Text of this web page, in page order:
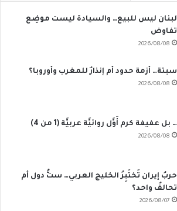
لبنان ليس للبيع… والسيادة ليست موضِع
تفاوض
2026/08/08
سبتة… أزمة حدود أم إنذارٌ للمغرب وأوروبا؟
2026/08/08
… بل عفيفة كرم أَوَّل روائيَّة عربيَّة (1 من 4)
2026/08/08
حربُ إيران تَختَبِرُ الخليج العربي… ستُّ دول أم
تحالفٌ واحد؟
2026/08/07